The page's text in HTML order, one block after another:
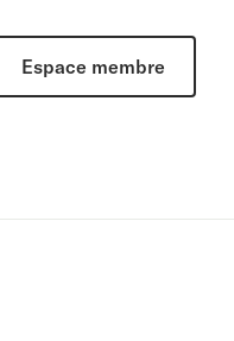
Espace membre